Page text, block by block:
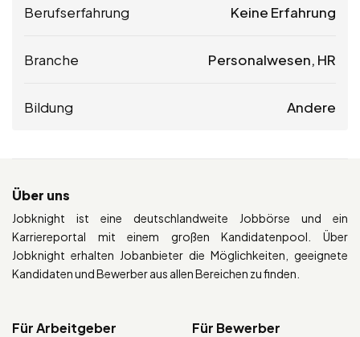
Berufserfahrung Keine Erfahrung
Branche Personalwesen, HR
Bildung Andere
Über uns
Jobknight ist eine deutschlandweite Jobbörse und ein
Karriereportal mit einem großen Kandidatenpool. Über
Jobknight erhalten Jobanbieter die Möglichkeiten, geeignete
Kandidaten und Bewerber aus allen Bereichen zu finden.
Für Arbeitgeber Für Bewerber